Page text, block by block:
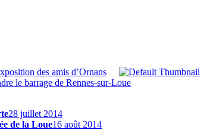
des amis d’Ornans
le barrage de Rennes-sur-Loue
28 juillet 2014
de la Loue16 août 2014